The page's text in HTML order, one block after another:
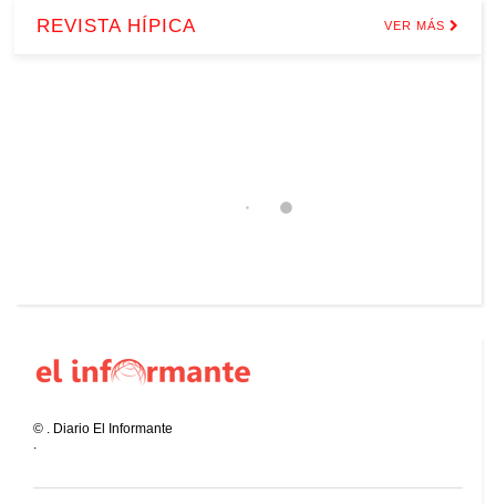
REVISTA HÍPICA VER MÁS
© . Diario El Informante
.